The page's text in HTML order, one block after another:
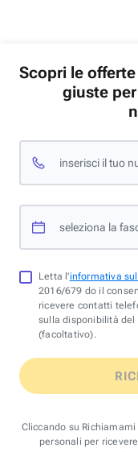
Scopri le
giuste
inserisci il tuo
seleziona la
Letta l'informativa
2016/679 do il
ricevere contatti
sulla disponibilità
(facoltativo).
Cliccando su
personali per